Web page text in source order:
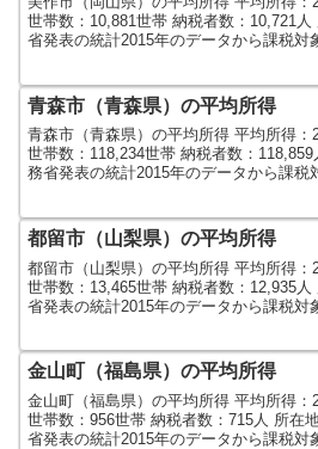
世帯数：10,881世帯 納税者数：10,721
省発表の統計2015年のデータから課税対
青森市（青森県）の平均所得
青森市（青森県）の平均所得 平均所得：
世帯数：118,234世帯 納税者数：
務省発表の統計2015年のデータから課税
都留市（山梨県）の平均所得
都留市（山梨県）の平均所得 平均所得：
世帯数：13,465世帯 納税者数：12,935
省発表の統計2015年のデータから課税対
金山町（福島県）の平均所得
金山町（福島県）の平均所得 平均所得：
世帯数：956世帯 納税者数：715人 所在
省発表の統計2015年のデータから課税対